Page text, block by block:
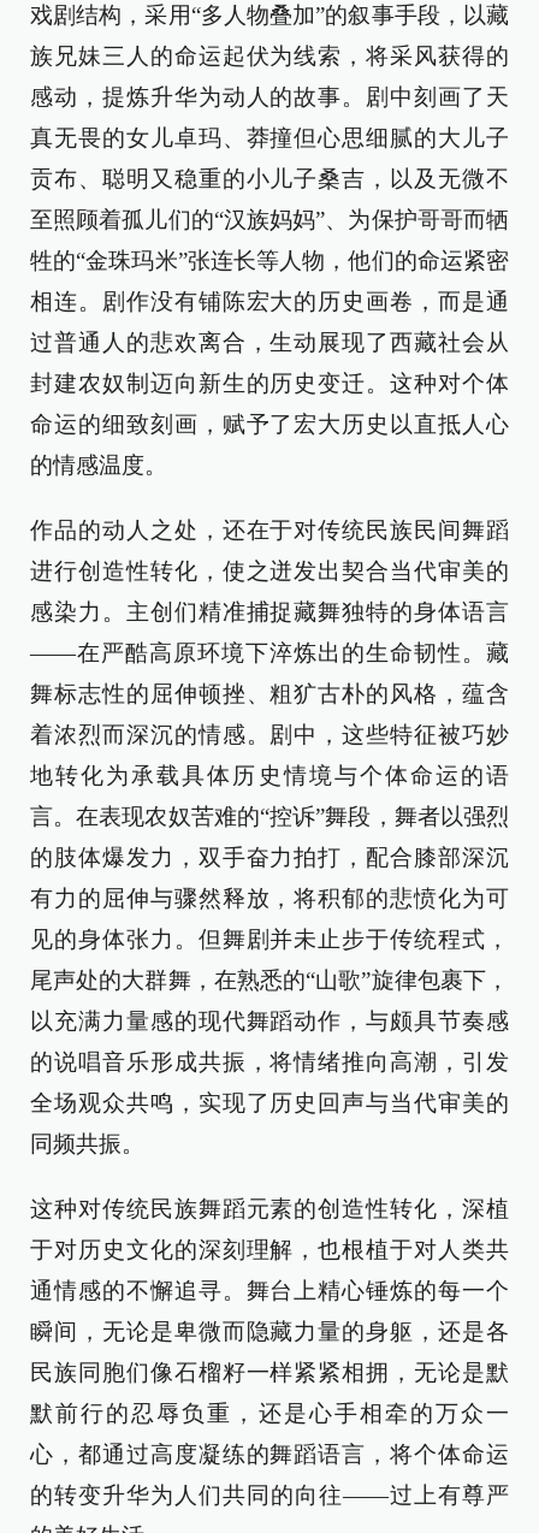
戏剧结构，采用“多人物叠加”的叙事手段，以藏
族兄妹三人的命运起伏为线索，将采风获得的
感动，提炼升华为动人的故事。剧中刻画了天
真无畏的女儿卓玛、莽撞但心思细腻的大儿子
贡布、聪明又稳重的小儿子桑吉，以及无微不
至照顾着孤儿们的“汉族妈妈”、为保护哥哥而牺
牲的“金珠玛米”张连长等人物，他们的命运紧密
相连。剧作没有铺陈宏大的历史画卷，而是通
过普通人的悲欢离合，生动展现了西藏社会从
封建农奴制迈向新生的历史变迁。这种对个体
命运的细致刻画，赋予了宏大历史以直抵人心
的情感温度。
作品的动人之处，还在于对传统民族民间舞蹈
进行创造性转化，使之迸发出契合当代审美的
感染力。主创们精准捕捉藏舞独特的身体语言
——在严酷高原环境下淬炼出的生命韧性。藏
舞标志性的屈伸顿挫、粗犷古朴的风格，蕴含
着浓烈而深沉的情感。剧中，这些特征被巧妙
地转化为承载具体历史情境与个体命运的语
言。在表现农奴苦难的“控诉”舞段，舞者以强烈
的肢体爆发力，双手奋力拍打，配合膝部深沉
有力的屈伸与骤然释放，将积郁的悲愤化为可
见的身体张力。但舞剧并未止步于传统程式，
尾声处的大群舞，在熟悉的“山歌”旋律包裹下，
以充满力量感的现代舞蹈动作，与颇具节奏感
的说唱音乐形成共振，将情绪推向高潮，引发
全场观众共鸣，实现了历史回声与当代审美的
同频共振。
这种对传统民族舞蹈元素的创造性转化，深植
于对历史文化的深刻理解，也根植于对人类共
通情感的不懈追寻。舞台上精心锤炼的每一个
瞬间，无论是卑微而隐藏力量的身躯，还是各
民族同胞们像石榴籽一样紧紧相拥，无论是默
默前行的忍辱负重，还是心手相牵的万众一
心，都通过高度凝练的舞蹈语言，将个体命运
的转变升华为人们共同的向往——过上有尊严